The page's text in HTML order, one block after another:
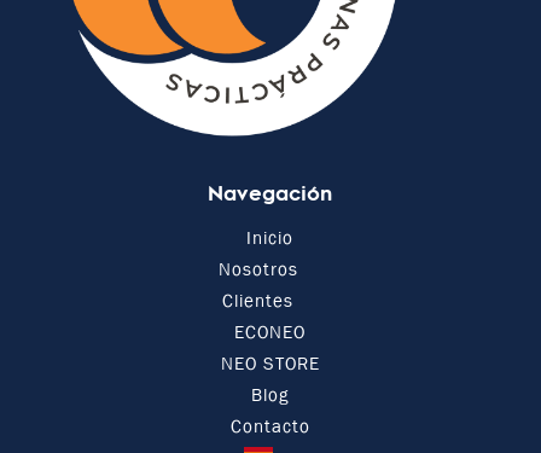
Navegación
Inicio
Nosotros
Clientes
ECONEO
NEO STORE
Blog
Contacto